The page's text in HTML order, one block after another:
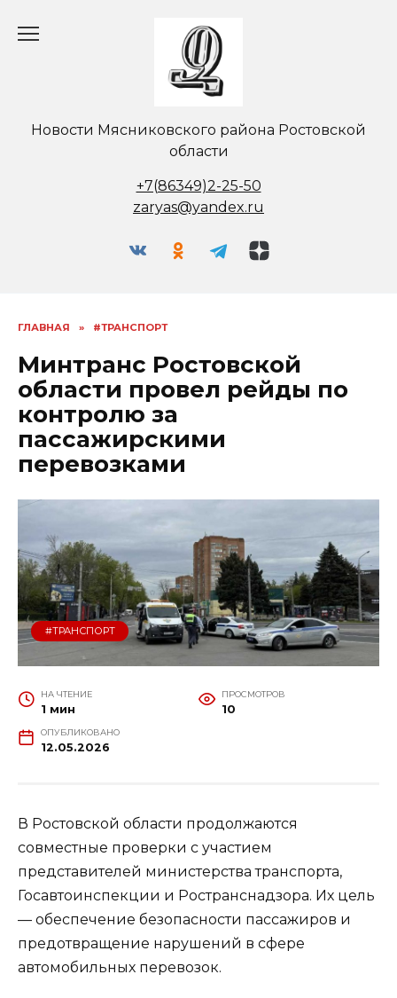
Новости Мясниковского района Ростовской
области
+7(86349)2-25-50
zaryas@yandex.ru
ГЛАВНАЯ » #ТРАНСПОРТ
Минтранс Ростовской
области провел рейды по
контролю за
пассажирскими
перевозками
#ТРАНСПОРТ
НА ЧТЕНИЕ
1 мин
ПРОСМОТРОВ
10
ОПУБЛИКОВАНО
12.05.2026
В Ростовской области продолжаются
совместные проверки с участием
представителей министерства транспорта,
Госавтоинспекции и Ространснадзора. Их цель
— обеспечение безопасности пассажиров и
предотвращение нарушений в сфере
автомобильных перевозок.